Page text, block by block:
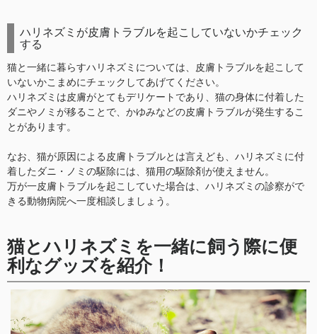
ハリネズミが皮膚トラブルを起こしていないかチェック
する
猫と一緒に暮らすハリネズミについては、皮膚トラブルを起こして
いないかこまめにチェックしてあげてください。
ハリネズミは皮膚がとてもデリケートであり、猫の身体に付着した
ダニやノミが移ることで、かゆみなどの皮膚トラブルが発生するこ
とがあります。
なお、猫が原因による皮膚トラブルとは言えども、ハリネズミに付
着したダニ・ノミの駆除には、猫用の駆除剤が使えません。
万が一皮膚トラブルを起こしていた場合は、ハリネズミの診察がで
きる動物病院へ一度相談しましょう。
猫とハリネズミを一緒に飼う際に便
利なグッズを紹介！